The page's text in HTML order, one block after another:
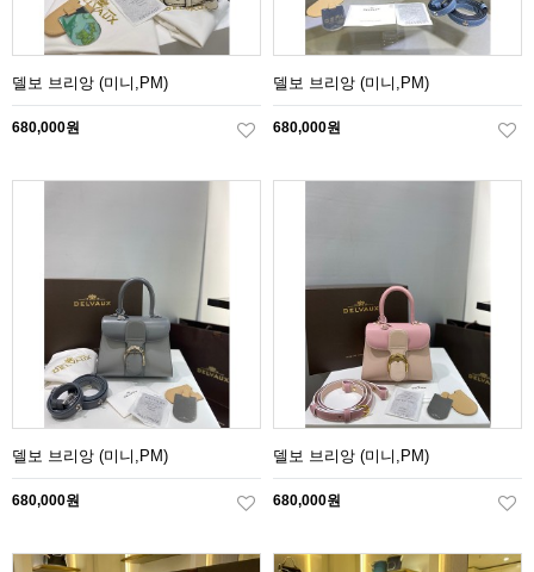
델보 브리앙 (미니,PM)
680,000원
델보 브리앙 (미니,PM)
680,000원
델보 브리앙 (미니,PM)
680,000원
델보 브리앙 (미니,PM)
680,000원